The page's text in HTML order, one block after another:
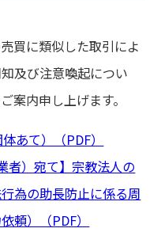
買に類似した取引によ
及び注意喚起につい
案内申し上げます。
あて）（PDF）
者）宛て】宗教法人の
為の助長防止に係る周
頼）（PDF）